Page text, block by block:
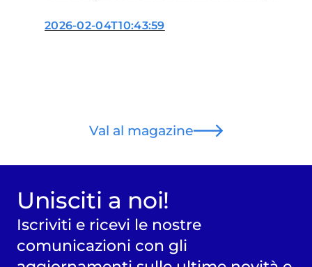
evitati
2026-02-04T10:43:59
Val al magazine
Unisciti a noi!
Iscriviti e ricevi le nostre
comunicazioni con gli